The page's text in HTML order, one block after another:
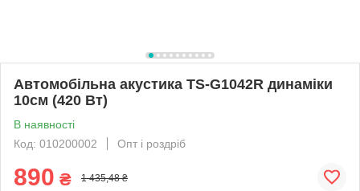
Автомобільна акустика TS-G1042R динаміки
10см (420 Вт)
В наявності
Код: 010200002
Опт і роздріб
890 ₴ 1 435,48 ₴